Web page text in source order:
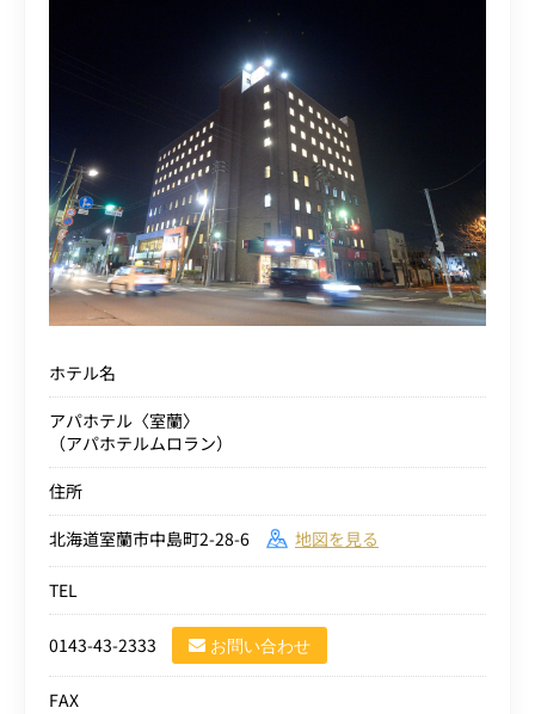
ホテル名
アパホテル〈室蘭〉
（アパホテルムロラン）
住所
北海道室蘭市中島町2-28-6
地図を見る
TEL
0143-43-2333 お問い合わせ
FAX